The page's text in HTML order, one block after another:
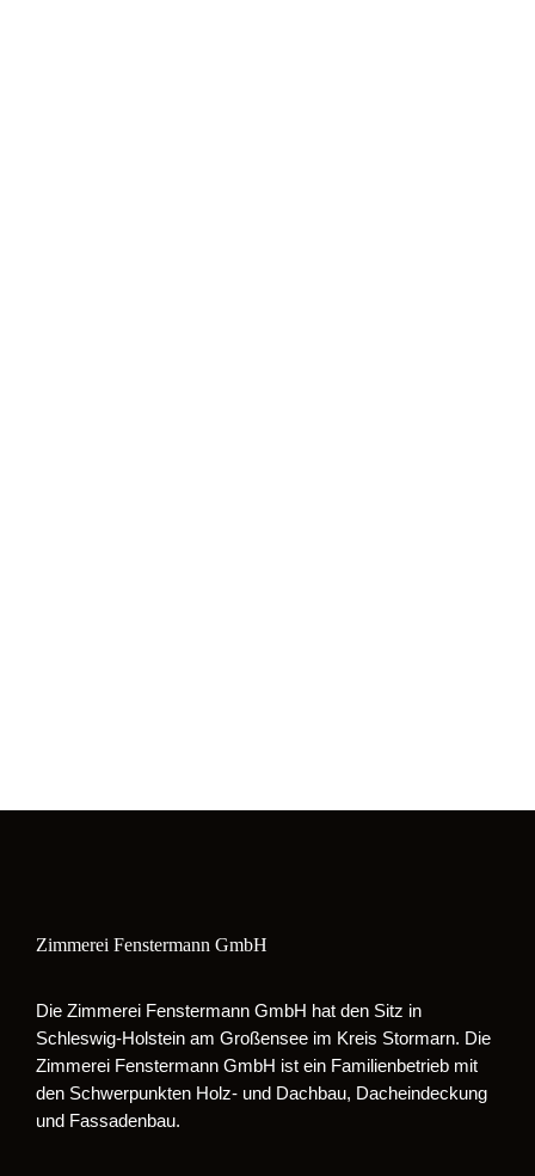
Zimmerei Fenstermann GmbH
Die Zimmerei Fenstermann GmbH hat den Sitz in
Schleswig-Holstein am Großensee im Kreis Stormarn. Die
Zimmerei Fenstermann GmbH ist ein Familienbetrieb mit
den Schwerpunkten Holz- und Dachbau, Dacheindeckung
und Fassadenbau.